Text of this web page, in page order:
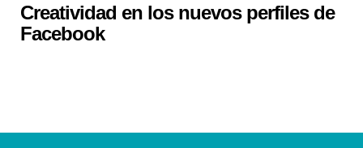
Creatividad en los nuevos perfiles de
Facebook